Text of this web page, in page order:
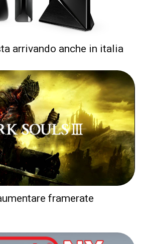
arrivando anche in italia
framerate